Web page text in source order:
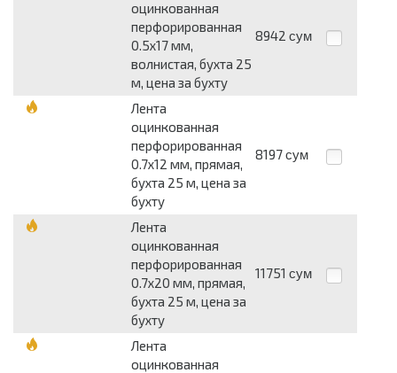
оцинкованная
перфорированная
0.5x17 мм,
волнистая, бухта 25
м, цена за бухту
8942 сум
Лента
оцинкованная
перфорированная
0.7x12 мм, прямая,
бухта 25 м, цена за
бухту
8197 сум
Лента
оцинкованная
перфорированная
0.7x20 мм, прямая,
бухта 25 м, цена за
бухту
11751 сум
Лента
оцинкованная